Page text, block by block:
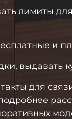
лимиты
и
выдавать
для